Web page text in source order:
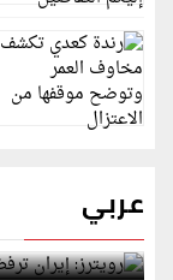
عربي
رويترز: إيران
لمضيق هرمز